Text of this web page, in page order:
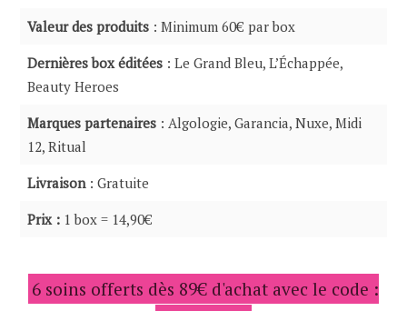
Valeur des produits: Minimum 60€ par box
Dernières box éditées: Le Grand Bleu, L’Échappée,
Beauty Heroes
Marques partenaires: Algologie, Garancia, Nuxe, Midi
12, Ritual
Livraison: Gratuite
Prix : 1 box = 14,90€
6 soins offerts dès 89€ d'achat avec le code :